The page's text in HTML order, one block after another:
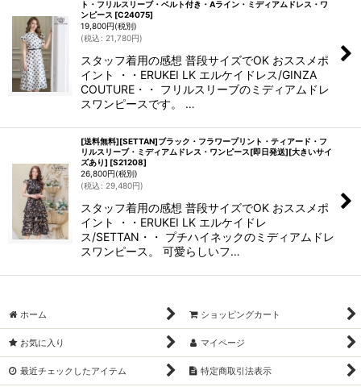
ト・フリルスリーブ・ベルト付き・Aライン・ミディアムドレス・ワ
ンピース [C24075]
19,800円(税別)
(税込 : 21,780円)
スタッフ着用の感想 普段サイズでOK おススメポ
イント ・・ERUKEI LK エルケイドレス/GINZA
COUTURE・・ フリルスリーブのミディアムドレ
スワンピースです。 …
[送料無料][SETTAN]ブラック・フラワープリント・ティアード・フ
リルスリーブ・ミディアムドレス・ワンピース[即日発送][大きいサイ
ズあり] [S21208]
26,800円(税別)
(税込 : 29,480円)
スタッフ着用の感想 普段サイズでOK おススメポ
イント ・・ERUKEI LK エルケイドレ
ス/SETTAN・・ プチハイネックのミディアムドレ
スワンピース。 可愛らしいフ…
ホーム ショッピングカート
お気に入り マイページ
最近チェックしたアイテム 特定商取引法表示